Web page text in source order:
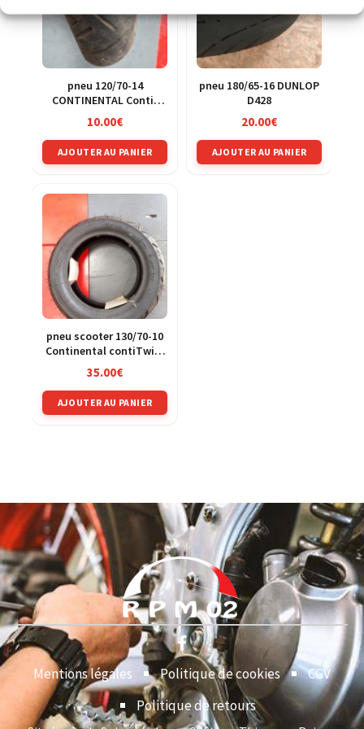
pneu 120/70-14
CONTINENTAL Conti-
Twist
10.00€
AJOUTER AU PANIER
pneu 180/65-16 DUNLOP
D428
20.00€
AJOUTER AU PANIER
pneu scooter 130/70-10
Continental contiTwist
Conti Twist neuf AVANT
/ ARRIERE
35.00€
AJOUTER AU PANIER
Mentions légales Politique de cookies
CGV
Politique de retours